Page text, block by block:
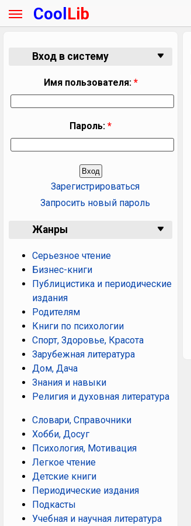
Cool Lib
Вход в систему
Имя пользователя: *
Пароль: *
Зарегистрироваться
Запросить новый пароль
Жанры
Серьезное чтение
Бизнес-книги
Публицистика и периодические
издания
Родителям
Книги по психологии
Спорт, Здоровье, Красота
Зарубежная литература
Дом, Дача
Знания и навыки
Религия и духовная литература
Словари, Справочники
Хобби, Досуг
Психология, Мотивация
Легкое чтение
Детские книги
Периодические издания
Подкасты
Учебная и научная литература